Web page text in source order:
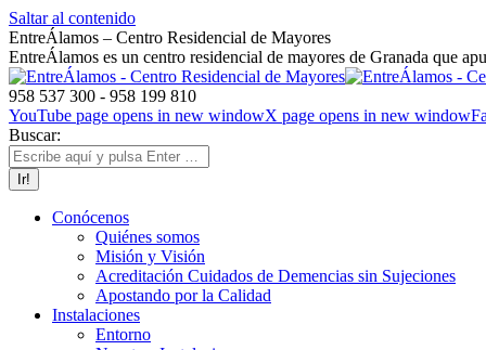
Saltar al contenido
EntreÁlamos – Centro Residencial de Mayores
EntreÁlamos es un centro residencial de mayores de Granada que
958 537 300 - 958 199 810
YouTube page opens in new windowX page opens in new window
Buscar:
Conócenos
Quiénes somos
Misión y Visión
Acreditación Cuidados de Demencias sin Sujeciones
Apostando por la Calidad
Instalaciones
Entorno